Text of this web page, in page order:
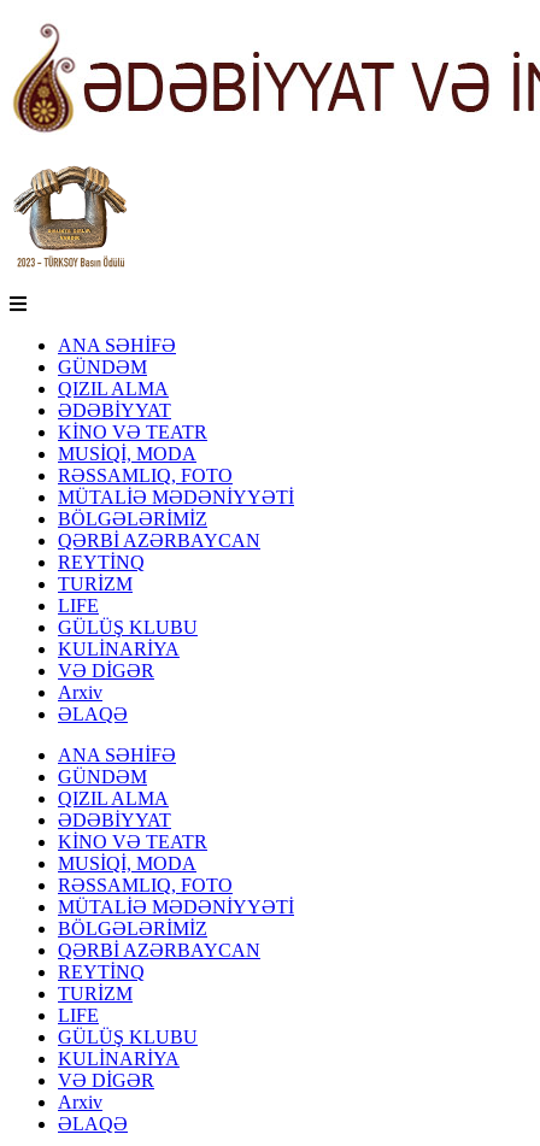
ANA SƏHİFƏ
GÜNDƏM
QIZIL ALMA
ƏDƏBİYYAT
KİNO VƏ TEATR
MUSİQİ, MODA
RƏSSAMLIQ, FOTO
MÜTALİƏ MƏDƏNİYYƏTİ
BÖLGƏLƏRİMİZ
QƏRBİ AZƏRBAYCAN
REYTİNQ
TURİZM
LIFE
GÜLÜŞ KLUBU
KULİNARİYA
VƏ DİGƏR
Arxiv
ƏLAQƏ
ANA SƏHİFƏ
GÜNDƏM
QIZIL ALMA
ƏDƏBİYYAT
KİNO VƏ TEATR
MUSİQİ, MODA
RƏSSAMLIQ, FOTO
MÜTALİƏ MƏDƏNİYYƏTİ
BÖLGƏLƏRİMİZ
QƏRBİ AZƏRBAYCAN
REYTİNQ
TURİZM
LIFE
GÜLÜŞ KLUBU
KULİNARİYA
VƏ DİGƏR
Arxiv
ƏLAQƏ